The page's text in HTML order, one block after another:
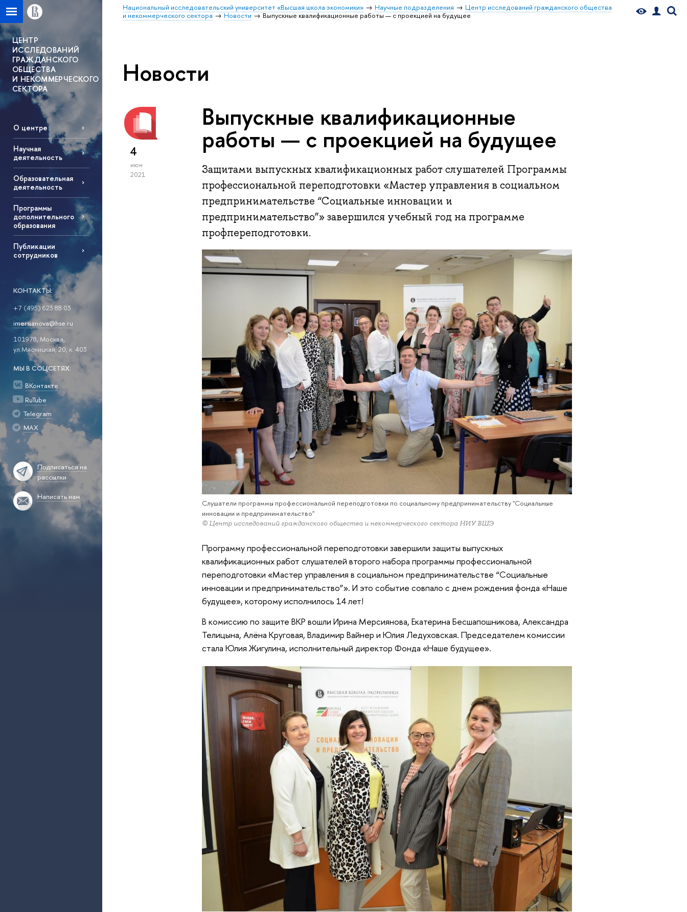
Национальный исследовательский университет «Высшая школа экономики» Научные подразделения
Центр исследований гражданского общества
и некоммерческого сектора
Новости Выпускные квалификационные работы — с проекцией на будущее
ЦЕНТР
ИССЛЕДОВАНИЙ
ГРАЖДАНСКОГО
ОБЩЕСТВА
И НЕКОММЕРЧЕСКОГО
СЕКТОРА
О центре
Научная
деятельность
Образовательная
деятельность
Программы
дополнительного
образования
Публикации
сотрудников
КОНТАКТЫ:
+7 (495) 623 88 03
imersianova@hse.ru
101978, Москва,
ул.Мясницкая, 20, к. 403
МЫ В СОЦСЕТЯХ:
ВКонтакте
RuTube
Telegram
MAX
Подписаться на
рассылки
Написать нам
Новости
4
июн
2021
Выпускные квалификационные
работы — с проекцией на будущее
Защитами выпускных квалификационных работ слушателей Программы
профессиональной переподготовки «Мастер управления в социальном
предпринимательстве “Социальные инновации и
предпринимательство”» завершился учебный год на программе
профпереподготовки.
Слушатели программы профессиональной переподготовки по социальному предпринимательству "Социальные
инновации и предпринимательство"
© Центр исследований гражданского общества и некоммерческого сектора НИУ ВШЭ
Программу профессиональной переподготовки завершили защиты выпускных
квалификационных работ слушателей второго набора программы профессиональной
переподготовки «Мастер управления в социальном предпринимательстве “Социальные
инновации и предпринимательство”». И это событие совпало с днем рождения фонда «Наше
будущее», которому исполнилось 14 лет!
В комиссию по защите ВКР вошли Ирина Мерсиянова, Екатерина Бесшапошникова, Александра
Телицына, Алёна Круговая, Владимир Вайнер и Юлия Ледуховская. Председателем комиссии
стала Юлия Жигулина, исполнительный директор Фонда «Наше будущее».